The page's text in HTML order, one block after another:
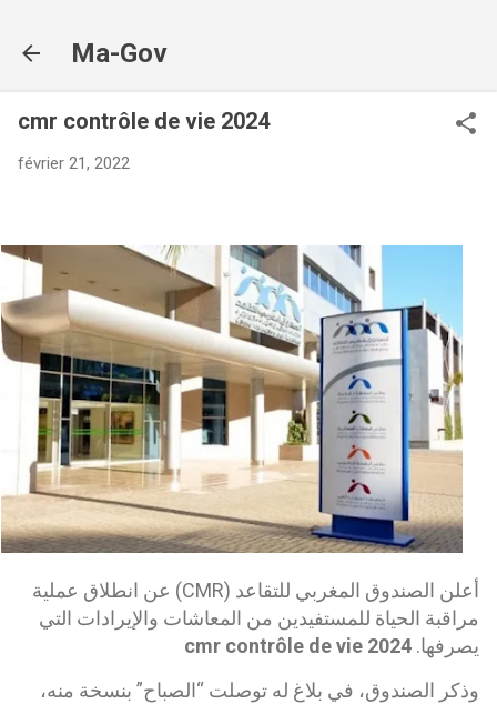
Ma-Gov
cmr contrôle de vie 2024
février 21, 2022
أعلن الصندوق المغربي للتقاعد (CMR) عن انطلاق عملية
مراقبة الحياة للمستفيدين من المعاشات والإيرادات التي
يصرفها. cmr contrôle de vie 2024
وذكر الصندوق، في بلاغ له توصلت “الصباح” بنسخة منه،